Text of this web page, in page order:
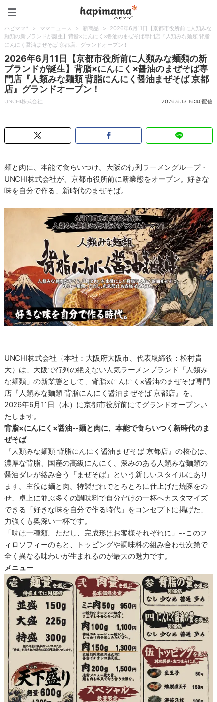
ハピママ* > ママニュース > 新商品 >
2026年6月11日【京都市役所前に人類みな
麺類の新ブランドが誕生】背脂×にんにく×醤油のまぜそば専門店『人類みな麺類 背脂
にんにく醤油まぜそば 京都店』グランドオープン！
2026年6月11日【京都市役所前に人類みな麺類の新
ブランドが誕生】背脂×にんにく×醤油のまぜそば専
門店『人類みな麺類 背脂にんにく醤油まぜそば 京都
店』グランドオープン！
UNCHI株式会社 2026.6.13 16:40配信
麺と肉に、本能で食らいつけ。大阪の行列ラーメングループ・
UNCHI株式会社が、京都市役所前に新業態をオープン。好きな
味を自分で作る、新時代のまぜそば。
UNCHI株式会社（本社：大阪府大阪市、代表取締役：松村貴
大）は、大阪で行列の絶えない人気ラーメンブランド「人類み
な麺類」の新業態として、背脂×にんにく×醤油のまぜそば専門
店『人類みな麺類 背脂にんにく醤油まぜそば 京都店』を、
2026年6月11日（木）に京都市役所前にてグランドオープンい
たします。
背脂×にんにく×醤油--麺と肉に、本能で食らいつく新時代のま
ぜそば
『人類みな麺類 背脂にんにく醤油まぜそば 京都店』の核心は、
濃厚な背脂、国産の高級にんにく、深みのある人類みな麺類の
醤油ダレが絡み合う「まぜそば」という新しいスタイルにあり
ます。主役は麺と肉。特製だれでとろとろに仕上げた焼豚をの
せ、卓上に並ぶ多くの調味料で自分だけの一杯へカスタマイズ
できる「好きな味を自分で作る時代」をコンセプトに掲げた、
力強くも奥深い一杯です。
「味は一種類。ただし、完成形はお客様それぞれに」--このフ
ィロソフィーのもと、トッピングや調味料の組み合わせ次第で
全く異なる味わいが生まれるのが最大の魅力です。
メニュー